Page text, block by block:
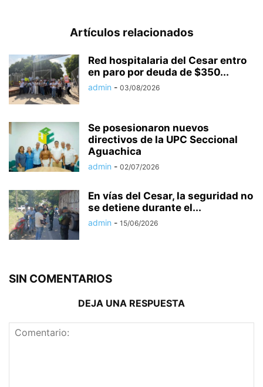
Artículos relacionados
Red hospitalaria del Cesar entro
en paro por deuda de $350...
admin - 03/08/2026
Se posesionaron nuevos
directivos de la UPC Seccional
Aguachica
admin - 02/07/2026
En vías del Cesar, la seguridad no
se detiene durante el...
admin - 15/06/2026
SIN COMENTARIOS
DEJA UNA RESPUESTA